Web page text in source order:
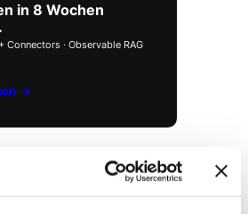
in 8 Wochen
Connectors · Observable RAG
→